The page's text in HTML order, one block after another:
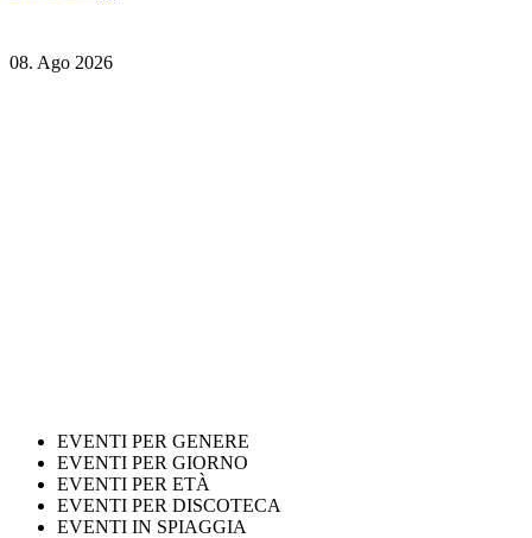
08. Ago 2026
EVENTI PER GENERE
EVENTI PER GIORNO
EVENTI PER ETÀ
EVENTI PER DISCOTECA
EVENTI IN SPIAGGIA